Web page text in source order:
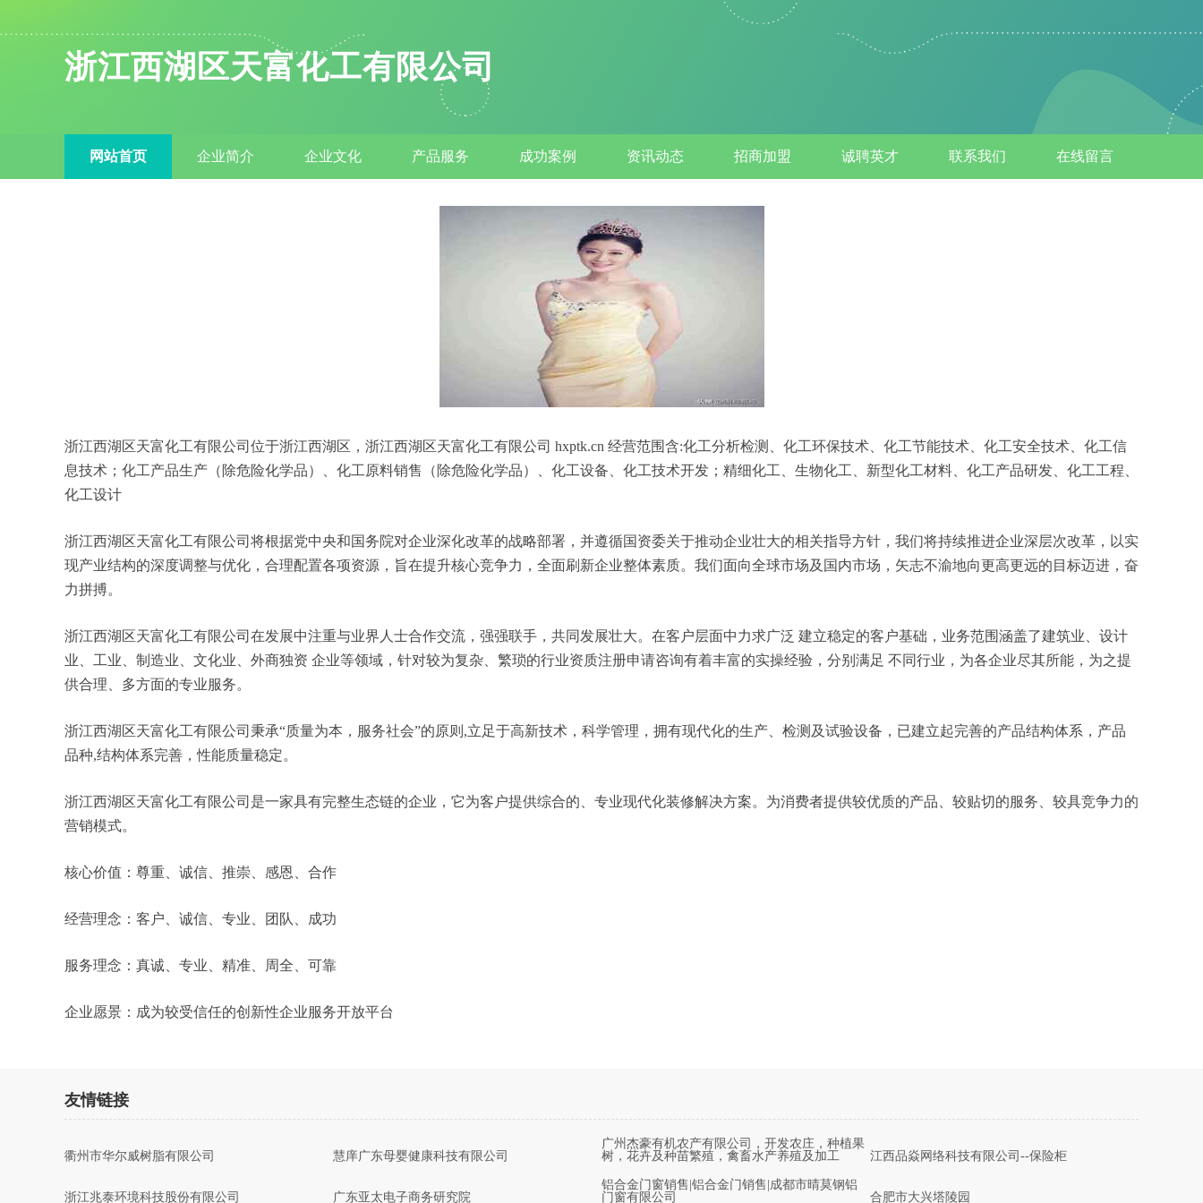
浙江西湖区天富化工有限公司
网站首页 企业简介 企业文化 产品服务 成功案例 资讯动态 招商加盟 诚聘英才 联系我们 在线留言
浙江西湖区天富化工有限公司位于浙江西湖区，浙江西湖区天富化工有限公司 hxptk.cn 经营范围含:化工分析检测、化工环保技术、化工节能技术、化工安全技术、化工信
息技术；化工产品生产（除危险化学品）、化工原料销售（除危险化学品）、化工设备、化工技术开发；精细化工、生物化工、新型化工材料、化工产品研发、化工工程、
化工设计
浙江西湖区天富化工有限公司将根据党中央和国务院对企业深化改革的战略部署，并遵循国资委关于推动企业壮大的相关指导方针，我们将持续推进企业深层次改革，以实
现产业结构的深度调整与优化，合理配置各项资源，旨在提升核心竞争力，全面刷新企业整体素质。我们面向全球市场及国内市场，矢志不渝地向更高更远的目标迈进，奋
力拼搏。
浙江西湖区天富化工有限公司在发展中注重与业界人士合作交流，强强联手，共同发展壮大。在客户层面中力求广泛 建立稳定的客户基础，业务范围涵盖了建筑业、设计
业、工业、制造业、文化业、外商独资 企业等领域，针对较为复杂、繁琐的行业资质注册申请咨询有着丰富的实操经验，分别满足 不同行业，为各企业尽其所能，为之提
供合理、多方面的专业服务。
浙江西湖区天富化工有限公司秉承“质量为本，服务社会”的原则,立足于高新技术，科学管理，拥有现代化的生产、检测及试验设备，已建立起完善的产品结构体系，产品
品种,结构体系完善，性能质量稳定。
浙江西湖区天富化工有限公司是一家具有完整生态链的企业，它为客户提供综合的、专业现代化装修解决方案。为消费者提供较优质的产品、较贴切的服务、较具竞争力的
营销模式。
核心价值：尊重、诚信、推崇、感恩、合作
经营理念：客户、诚信、专业、团队、成功
服务理念：真诚、专业、精准、周全、可靠
企业愿景：成为较受信任的创新性企业服务开放平台
友情链接
衢州市华尔威树脂有限公司 慧庠广东母婴健康科技有限公司
广州杰豪有机农产有限公司，开发农庄，种植果
树，花卉及种苗繁殖，禽畜水产养殖及加工
江西品焱网络科技有限公司--保险柜
浙江兆泰环境科技股份有限公司 广东亚太电子商务研究院
铝合金门窗销售|铝合金门销售|成都市晴莫钢铝
门窗有限公司
合肥市大兴塔陵园